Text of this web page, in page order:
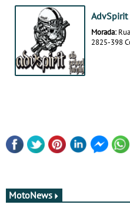
Morada:
2825-398
MotoNews